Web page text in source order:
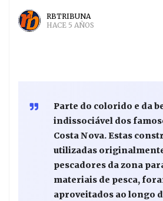
RBTRIBUNA
HACE 5 AÑOS
Parte do colorido e da
indissociável dos
Costa Nova. Estas
utilizadas
pescadores da zona
materiais de pesca,
aproveitados ao longo